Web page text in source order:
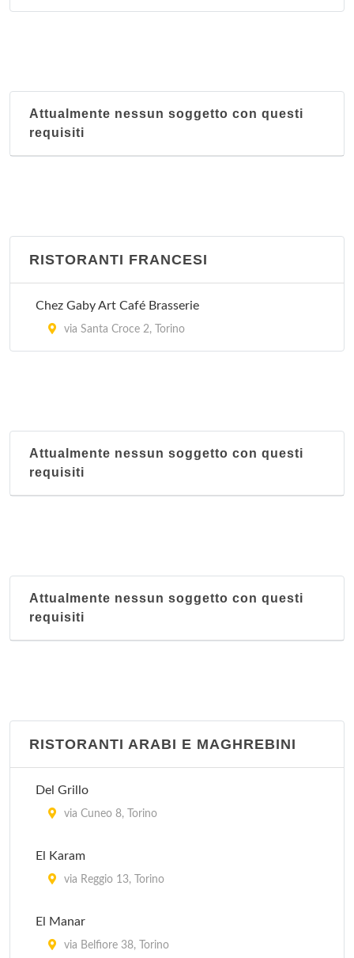
Attualmente nessun soggetto con questi
requisiti
RISTORANTI FRANCESI
Chez Gaby Art Café Brasserie
via Santa Croce 2, Torino
Attualmente nessun soggetto con questi
requisiti
Attualmente nessun soggetto con questi
requisiti
RISTORANTI ARABI E MAGHREBINI
Del Grillo
via Cuneo 8, Torino
El Karam
via Reggio 13, Torino
El Manar
via Belfiore 38, Torino